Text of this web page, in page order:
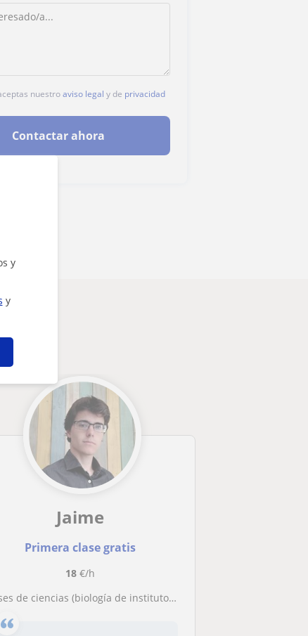
y
y
nuestroaviso legal y de privacidad
Contactar ahora
Jaime
Primera clase gratis
18 €/h
de ciencias (biología de instituto a bachillerato)